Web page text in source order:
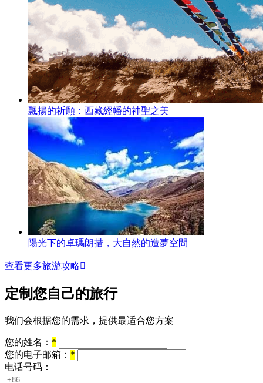
飄揚的祈願：西藏經幡的神聖之美
陽光下的卓瑪朗措，大自然的造夢空間
查看更多旅游攻略
定制您自己的旅行
我们会根据您的需求，提供最适合您方案
您的姓名： *
您的电子邮箱： *
电话号码：